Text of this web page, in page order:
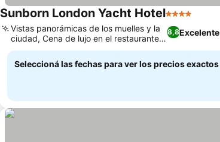
Sunborn London Yacht Hotel4 Estrellas
8,8Excelente
Vistas panorámicas de los muelles y la
ciudad, Cena de lujo en el restaurante
Lands End
Seleccioná las fechas para ver los precios exactos